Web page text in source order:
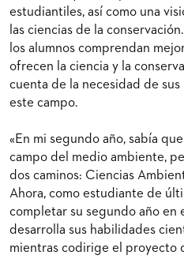
estudiantiles, así como una
las ciencias de la
los alumnos comprendan
ofrecen la ciencia y la
cuenta de la necesidad de
este campo.
«En mi segundo año, sabía
campo del medio ambiente,
dos caminos: Ciencias
Ahora, como estudiante de
completar su segundo año en
desarrolla sus habilidades
mientras codirige el proyecto